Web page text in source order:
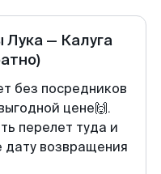
Лука— Калуга
без посредников
цене🙌.
перелет туда и
дату возвращения